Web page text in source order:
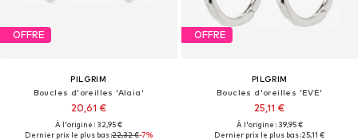
OFFRE
PILGRIM
Boucles d'oreilles 'Alaia'
20,61 €
À l'origine : 32,95 €
Dernier prix le plus bas :22,32 €-7%
OFFRE
PILGRIM
Boucles d'oreilles 'EVE'
25,11 €
À l'origine : 39,95 €
Dernier prix le plus bas :25,11 €